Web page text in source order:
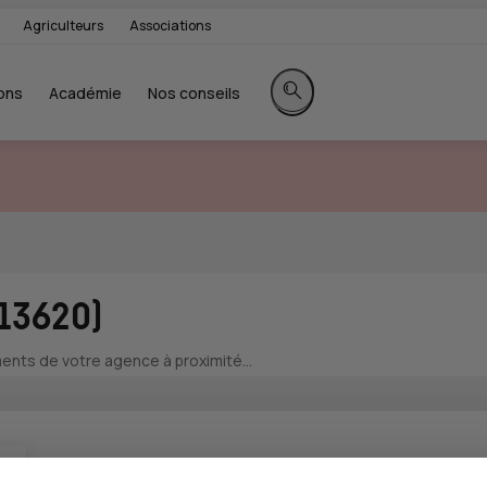
Agriculteurs Associations
Académie Nos conseils
Rechercher sur le site
de votre agence à proximité...